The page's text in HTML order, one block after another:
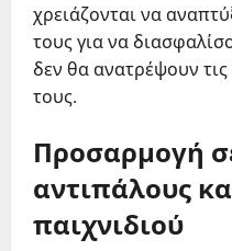
χρειάζονται να
τους για να
δεν θα ανατρέψουν τις
τους.
Προσαρμογή
αντιπάλους
παιχνιδιού